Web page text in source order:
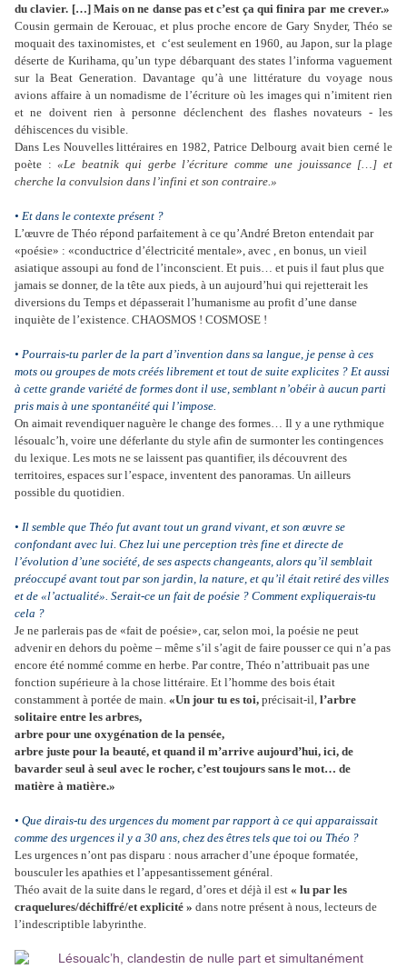
du clavier. […] Mais on ne danse pas et c’est ça qui finira par me crever.»
Cousin germain de Kerouac, et plus proche encore de Gary Snyder, Théo se
moquait des taxinomistes, et c‘est seulement en 1960, au Japon, sur la plage
déserte de Kurihama, qu’un type débarquant des states l’informa vaguement
sur la Beat Generation. Davantage qu’à une littérature du voyage nous
avions affaire à un nomadisme de l’écriture où les images qui n’imitent rien
et ne doivent rien à personne déclenchent des flashes novateurs - les
déhiscences du visible.
Dans Les Nouvelles littéraires en 1982, Patrice Delbourg avait bien cerné le
poète :«Le beatnik qui gerbe l’écriture comme une jouissance […] et
cherche la convulsion dans l’infini et son contraire.»
• Et dans le contexte présent ?
L’œuvre de Théo répond parfaitement à ce qu’André Breton entendait par
«poésie» : «conductrice d’électricité mentale», avec , en bonus, un vieil
asiatique assoupi au fond de l’inconscient. Et puis… et puis il faut plus que
jamais se donner, de la tête aux pieds, à un aujourd’hui qui rejetterait les
diversions du Temps et dépasserait l’humanisme au profit d’une danse
inquiète de l’existence. CHAOSMOS ! COSMOSE !
• Pourrais-tu parler de la part d’invention dans sa langue, je pense à ces
mots ou groupes de mots créés librement et tout de suite explicites ? Et aussi
à cette grande variété de formes dont il use, semblant n’obéir à aucun parti
pris mais à une spontanéité qui l’impose.
On aimait revendiquer naguère le change des formes… Il y a une rythmique
lésoualc’h, voire une déferlante du style afin de surmonter les contingences
du lexique. Les mots ne se laissent pas quantifier, ils découvrent des
territoires, espaces sur l’espace, inventent des panoramas. Un ailleurs
possible du quotidien.
• Il semble que Théo fut avant tout un grand vivant, et son œuvre se
confondant avec lui. Chez lui une perception très fine et directe de
l’évolution d’une société, de ses aspects changeants, alors qu’il semblait
préoccupé avant tout par son jardin, la nature, et qu’il était retiré des villes
et de «l’actualité». Serait-ce un fait de poésie ? Comment expliquerais-tu
cela ?
Je ne parlerais pas de «fait de poésie», car, selon moi, la poésie ne peut
advenir en dehors du poème – même s’il s’agit de faire pousser ce qui n’a pas
encore été nommé comme en herbe. Par contre, Théo n’attribuait pas une
fonction supérieure à la chose littéraire. Et l’homme des bois était
constamment à portée de main. «Un jour tu es toi, précisait-il, l’arbre
solitaire entre les arbres,
arbre pour une oxygénation de la pensée,
arbre juste pour la beauté, et quand il m’arrive aujourd’hui, ici, de
bavarder seul à seul avec le rocher, c’est toujours sans le mot… de
matière à matière.»
• Que dirais-tu des urgences du moment par rapport à ce qui apparaissait
comme des urgences il y a 30 ans, chez des êtres tels que toi ou Théo ?
Les urgences n’ont pas disparu : nous arracher d’une époque formatée,
bousculer les apathies et l’appesantissement général.
Théo avait de la suite dans le regard, d’ores et déjà il est « lu par les
craquelures/déchiffré/et explicité » dans notre présent à nous, lecteurs de
l’indescriptible labyrinthe.